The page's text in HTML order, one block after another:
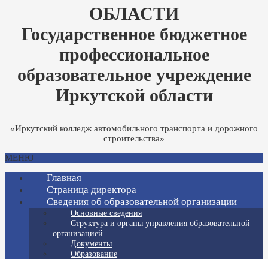
ОБЛАСТИ
Государственное бюджетное
профессиональное
образовательное учреждение
Иркутской области
«Иркутский колледж автомобильного транспорта и дорожного
строительства»
МЕНЮ
Главная
Страница директора
Сведения об образовательной организации
Основные сведения
Структура и органы управления образовательной
организацией
Документы
Образование